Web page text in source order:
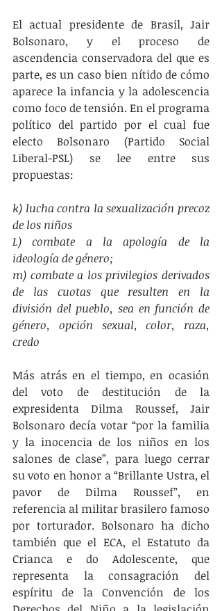
El actual presidente de Brasil, Jair
Bolsonaro, y el proceso de
ascendencia conservadora del que es
parte, es un caso bien nítido de cómo
aparece la infancia y la adolescencia
como foco de tensión. En el programa
político del partido por el cual fue
electo Bolsonaro (Partido Social
Liberal-PSL) se lee entre sus
propuestas:
k) lucha contra la sexualización precoz
de los niños
L) combate a la apología de la
ideología de género;
m) combate a los privilegios derivados
de las cuotas que resulten en la
división del pueblo, sea en función de
género, opción sexual, color, raza,
credo
Más atrás en el tiempo, en ocasión
del voto de destitución de la
expresidenta Dilma Roussef, Jair
Bolsonaro decía votar “por la familia
y la inocencia de los niños en los
salones de clase”, para luego cerrar
su voto en honor a “Brillante Ustra, el
pavor de Dilma Roussef”, en
referencia al militar brasilero famoso
por torturador. Bolsonaro ha dicho
también que el ECA, el Estatuto da
Crianca e do Adolescente, que
representa la consagración del
espíritu de la Convención de los